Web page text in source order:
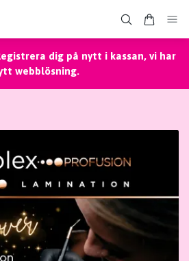
dig på nytt i kassan, vi har
webblösning.